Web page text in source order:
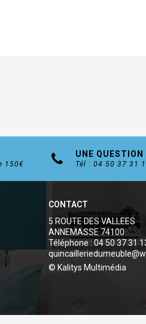
150€
UNE QUESTION
Tél : 04 50 37 31
CONTACT
5 ROUTE DES VALLEES
ANNEMASSE 74100
Téléphone : 04 50 37 31
© Kalitys Multimédia